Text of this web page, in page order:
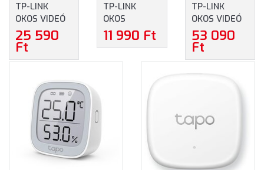
TP-LINK
OKOS VIDEÓ
KAPUCSENGŐ
(TAPO D205)
25 590
Ft
TP-LINK
OKOS
KAPCSOLÓ
MODUL
11 990 Ft
TP-LINK
OKOS VIDEÓ
KAPUCSENGŐ
(TAPO D235)
53 090
Ft